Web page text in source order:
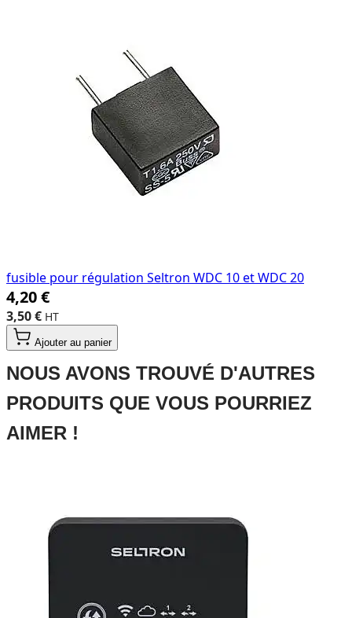
fusible pour régulation Seltron WDC 10 et WDC 20
4,20 €
3,50 €
Ajouter au panier
Press
to
skip
NOUS AVONS TROUVÉ D'AUTRES
PRODUITS QUE VOUS POURRIEZ
AIMER !